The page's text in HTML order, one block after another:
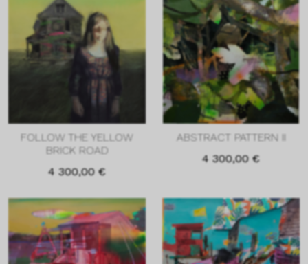
FOLLOW THE YELLOW
BRICK ROAD
4 300,00 €
ABSTRACT PATTERN II
4 300,00 €